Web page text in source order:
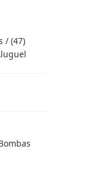
/ (47)